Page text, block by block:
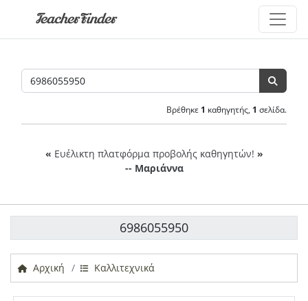
TeacherFinder
Βρέθηκε 1 καθηγητής, 1 σελίδα.
« Ευέλικτη πλατφόρμα προβολής καθηγητών! »
-- Μαριάννα
6986055950
Αρχική Καλλιτεχνικά